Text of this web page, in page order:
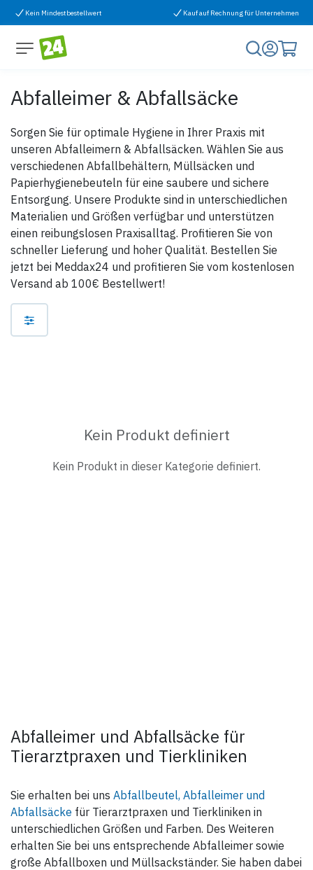
Zum Inhalt springen
Kein Mindestbestellwert Kauf auf Rechnung für Unternehmen
Abfalleimer & Abfallsäcke
Sorgen Sie für optimale Hygiene in Ihrer Praxis mit
unseren Abfalleimern & Abfallsäcken. Wählen Sie aus
verschiedenen Abfallbehältern, Müllsäcken und
Papierhygienebeuteln für eine saubere und sichere
Entsorgung. Unsere Produkte sind in unterschiedlichen
Materialien und Größen verfügbar und unterstützen
einen reibungslosen Praxisalltag. Profitieren Sie von
schneller Lieferung und hoher Qualität. Bestellen Sie
jetzt bei Meddax24 und profitieren Sie vom kostenlosen
Versand ab 100€ Bestellwert!
Kein Produkt definiert
Kein Produkt in dieser Kategorie definiert.
Abfalleimer und Abfallsäcke für
Tierarztpraxen und Tierkliniken
Sie erhalten bei uns Abfallbeutel, Abfalleimer und
Abfallsäcke für Tierarztpraxen und Tierkliniken in
unterschiedlichen Größen und Farben. Des Weiteren
erhalten Sie bei uns entsprechende Abfalleimer sowie
große Abfallboxen und Müllsackständer. Sie haben dabei